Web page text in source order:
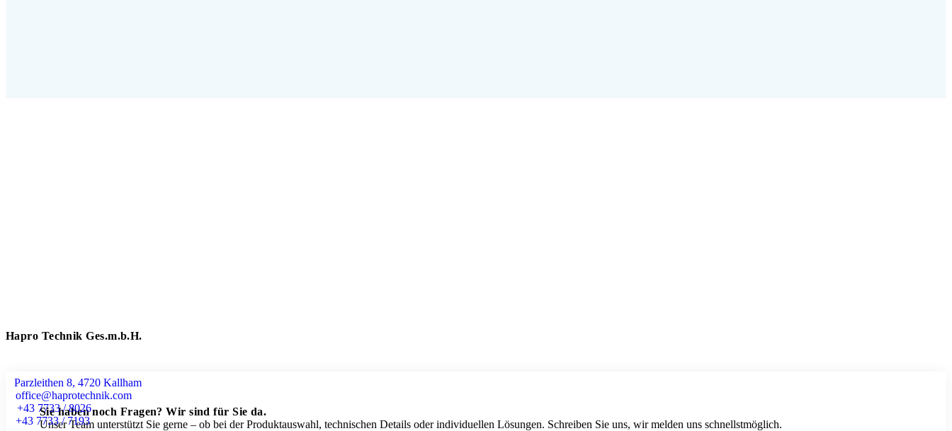
Hapro Technik Ges.m.b.H.
Parzleithen 8, 4720 Kallham
office@haprotechnik.com
+43 7733 / 8026
+43 7733 / 7193
Sie haben noch Fragen? Wir sind für Sie da.
Unser Team unterstützt Sie gerne – ob bei der Produktauswahl, technischen Details oder individuellen Lösungen. Schreiben Sie uns, wir melden uns schnellstmöglich.